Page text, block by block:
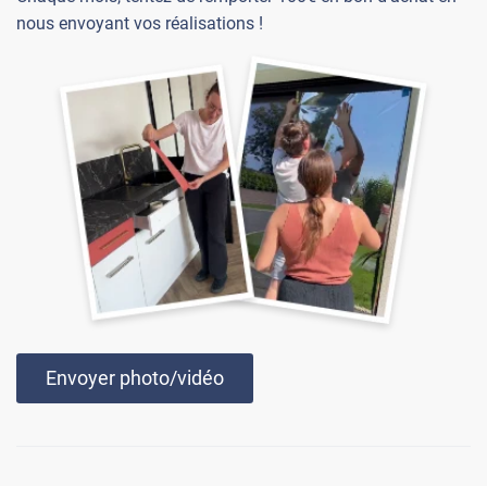
nous envoyant vos réalisations !
Envoyer photo/vidéo